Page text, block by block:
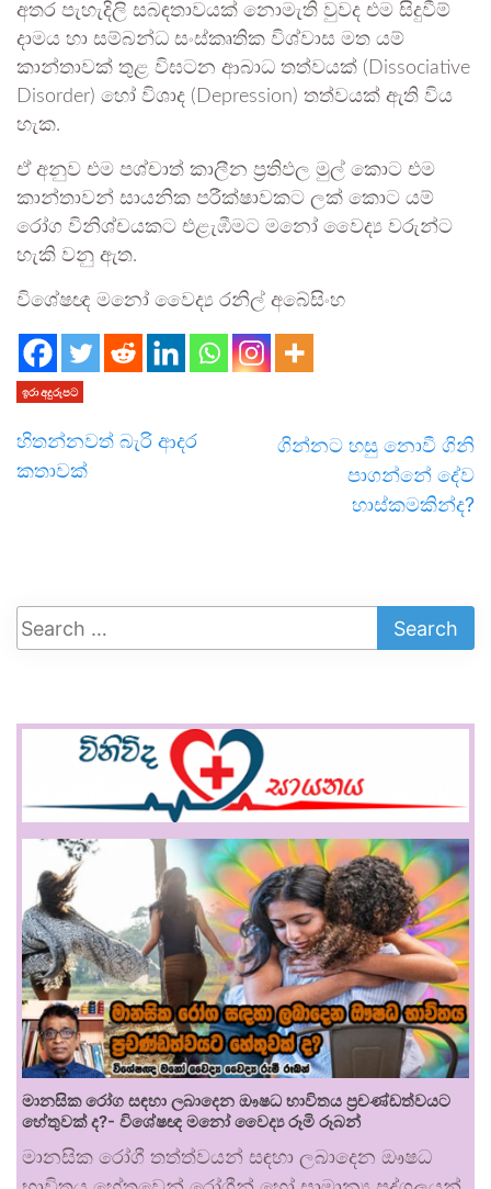
අතර පැහැදිලි සබඳතාවයක් නොමැති වුවද එම සිදුවීම්
දාමය හා සම්බන්ධ සංස්කෘතික විශ්වාස මත යම්
කාන්තාවක් තුළ විඝටන ආබාධ තත්වයක් (Dissociative
Disorder) හෝ විශාද (Depression) තත්වයක් ඇති විය
හැක.
ඒ අනුව එම පශ්චාත් කාලීන ප්‍රතිඵල මුල් කොට එම
කාන්තාවන් සායනික පරීක්ෂාවකට ලක් කොට යම්
රෝග විනිශ්චයකට එළැඹීමට මනෝ වෛද්‍ය වරුන්ට
හැකි වනු ඇත.
විශේෂඥ මනෝ වෛද්‍ය රනිල් අබේසිංහ
ඉරා අදුරුපට
හිතන්නවත් බැරි ආදර
කතාවක්
ගින්නට හසු නොවී ගිනි
පාගන්නේ දේව
හාස්කමකින්ද?
මානසික රෝග සඳහා ලබාදෙන ඖෂධ භාවිතය ප්‍රචණ්ඩත්වයට
හේතුවක් ද?- විශේෂඥ මනෝ වෛද්‍ය රූමි රූබන්
මානසික රෝගී තත්ත්වයන් සඳහා ලබාදෙන ඖෂධ